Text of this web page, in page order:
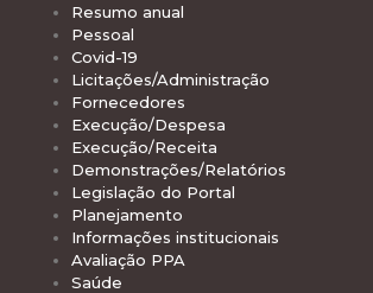
Resumo anual
Pessoal
Covid-19
Licitações/Administração
Fornecedores
Execução/Despesa
Execução/Receita
Demonstrações/Relatórios
Legislação do Portal
Planejamento
Informações institucionais
Avaliação PPA
Saúde